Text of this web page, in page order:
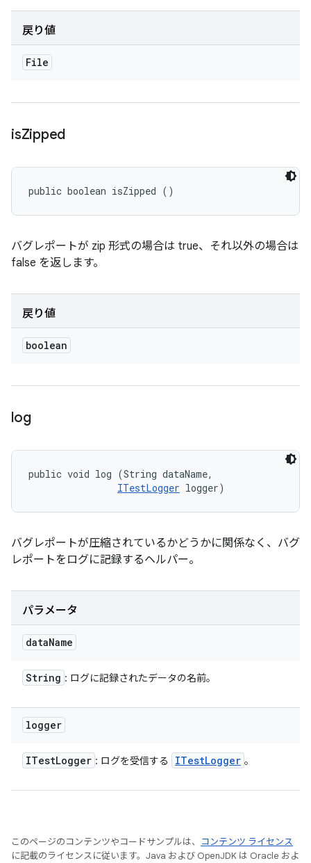
戻り値
File
isZipped
public boolean isZipped ()
バグレポートが zip 形式の場合は true、それ以外の場合は
false を返します。
戻り値
boolean
log
public void log (String dataName,
ITestLogger logger)
バグレポートが圧縮されているかどうかに関係なく、バグ
レポートをログに記録するヘルパー。
パラメータ
dataName
String : ログに記録されたデータの名前。
logger
ITestLogger : ログを受信する ITestLogger 。
このページのコンテンツやコードサンプルは、
コンテンツ ライセンス
に記載のライセンスに従います。Java および OpenJDK は Oracle およ